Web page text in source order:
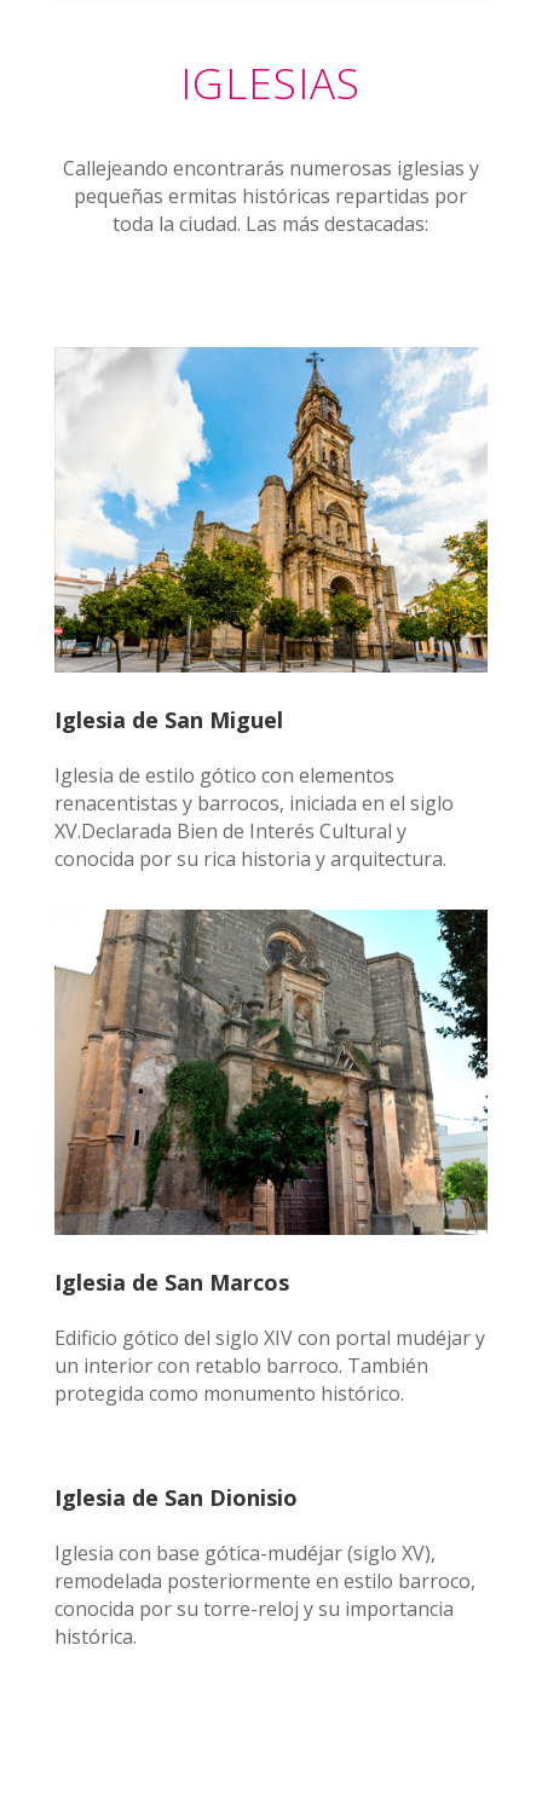
IGLESIAS
Callejeando encontrarás numerosas iglesias y
pequeñas ermitas históricas repartidas por
toda la ciudad. Las más destacadas:
Iglesia de San Miguel
Iglesia de estilo gótico con elementos
renacentistas y barrocos, iniciada en el siglo
XV.Declarada Bien de Interés Cultural y
conocida por su rica historia y arquitectura.
Iglesia de San Marcos
Edificio gótico del siglo XIV con portal mudéjar y
un interior con retablo barroco. También
protegida como monumento histórico.
Iglesia de San Dionisio
Iglesia con base gótica-mudéjar (siglo XV),
remodelada posteriormente en estilo barroco,
conocida por su torre-reloj y su importancia
histórica.